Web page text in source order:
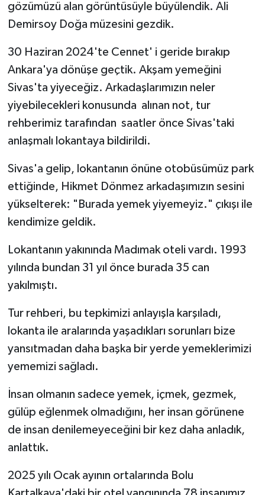
gözümüzü alan görüntüsüyle büyülendik. Ali
Demirsoy Doğa müzesini gezdik.
30 Haziran 2024'te Cennet' i geride bırakıp
Ankara'ya dönüşe geçtik. Akşam yemeğini
Sivas'ta yiyeceğiz. Arkadaşlarımızın neler
yiyebilecekleri konusunda alınan not, tur
rehberimiz tarafından saatler önce Sivas'taki
anlaşmalı lokantaya bildirildi.
Sivas'a gelip, lokantanın önüne otobüsümüz park
ettiğinde, Hikmet Dönmez arkadaşımızın sesini
yükselterek: "Burada yemek yiyemeyiz." çıkışı ile
kendimize geldik.
Lokantanın yakınında Madımak oteli vardı. 1993
yılında bundan 31 yıl önce burada 35 can
yakılmıştı.
Tur rehberi, bu tepkimizi anlayışla karşıladı,
lokanta ile aralarında yaşadıkları sorunları bize
yansıtmadan daha başka bir yerde yemeklerimizi
yememizi sağladı.
İnsan olmanın sadece yemek, içmek, gezmek,
gülüp eğlenmek olmadığını, her insan görünene
de insan denilemeyeceğini bir kez daha anladık,
anlattık.
2025 yılı Ocak ayının ortalarında Bolu